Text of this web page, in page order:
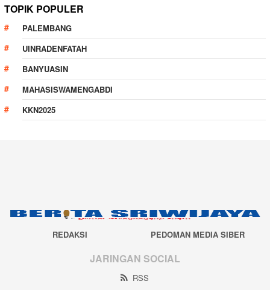
TOPIK POPULER
PALEMBANG
UINRADENFATAH
BANYUASIN
MAHASISWAMENGABDI
KKN2025
REDAKSI PEDOMAN MEDIA SIBER
JARINGAN SOCIAL
RSS